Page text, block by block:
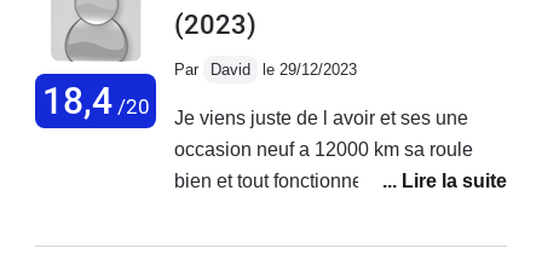
18,4/20
(2023)
Par David le 29/12/2023
Je viens juste de l avoir et ses une
occasion neuf a 12000 km sa roule
bien et tout fonctionne tres bien je ne
recommande